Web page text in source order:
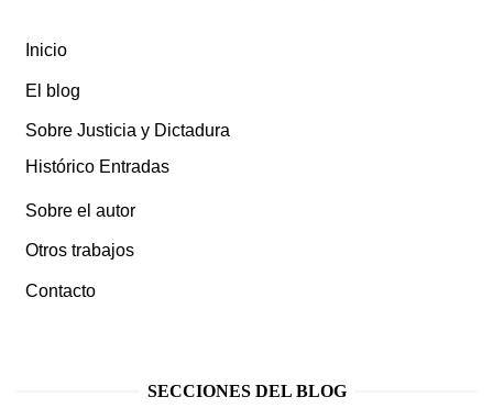
Inicio
El blog
Sobre Justicia y Dictadura
Histórico Entradas
Sobre el autor
Otros trabajos
Contacto
SECCIONES DEL BLOG